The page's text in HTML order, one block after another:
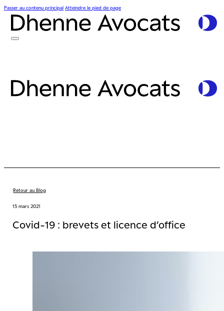
Passer au contenu principal Atteindre le pied de page
Retour au Blog
15 mars 2021
Covid-19 : brevets et licence d’office